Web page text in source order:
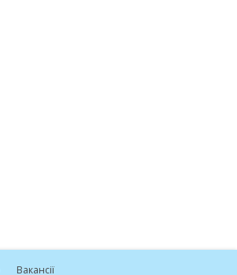
Вакансії